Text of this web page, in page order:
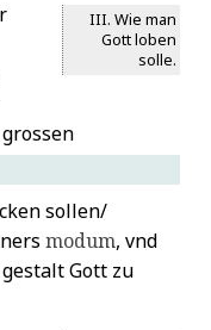
III. Wie man
Gott loben
solle.
sollen/
modum, vnd
Gott zu